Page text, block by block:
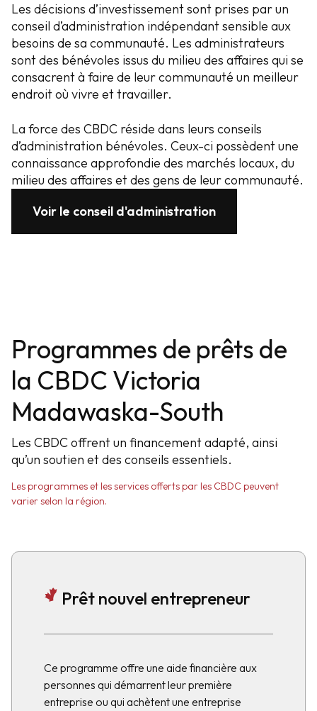
Voir le conseil d'administration
Les décisions d’investissement sont prises par un
conseil d’administration indépendant sensible aux
besoins de sa communauté. Les administrateurs
sont des bénévoles issus du milieu des affaires qui se
consacrent à faire de leur communauté un meilleur
endroit où vivre et travailler.
La force des CBDC réside dans leurs conseils
d’administration bénévoles. Ceux-ci possèdent une
connaissance approfondie des marchés locaux, du
milieu des affaires et des gens de leur communauté.
Programmes de prêts de
la CBDC Victoria
Madawaska-South
Les CBDC offrent un financement adapté, ainsi
qu’un soutien et des conseils essentiels.
Les programmes et les services offerts par les CBDC peuvent
varier selon la région.
Prêt nouvel entrepreneur
Ce programme offre une aide financière aux
personnes qui démarrent leur première
entreprise ou qui achètent une entreprise